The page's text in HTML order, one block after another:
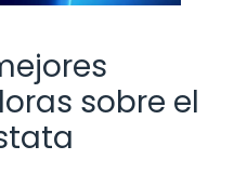
sobre el